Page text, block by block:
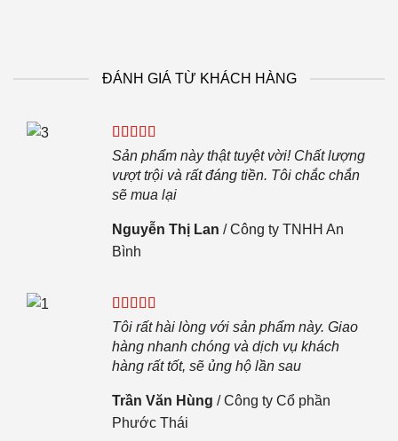
ĐÁNH GIÁ TỪ KHÁCH HÀNG
Sản phẩm này thật tuyệt vời! Chất lượng
vượt trội và rất đáng tiền. Tôi chắc chắn
sẽ mua lại
Nguyễn Thị Lan /Công ty TNHH An
Bình
Tôi rất hài lòng với sản phẩm này. Giao
hàng nhanh chóng và dịch vụ khách
hàng rất tốt, sẽ ủng hộ lần sau
Trần Văn Hùng /Công ty Cổ phần
Phước Thái